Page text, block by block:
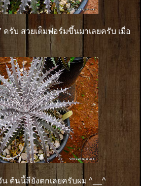
ครับ สวยเต็มฟอร์มขึ้นมาเลยครับ เมื่อ
ต้นนี้สียังตกเลยครับผม ^__^